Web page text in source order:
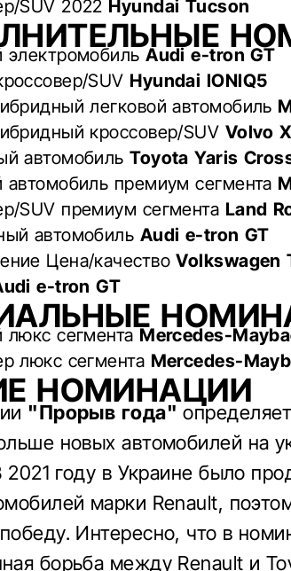
SUV 2022 Hyundai Tucson
электромобильAudi e-tron GT
SUV Hyundai IONIQ5
легковой автомобиль
кроссовер/SUV Volvo
автомобильToyota Yaris
автомобиль премиум сегмента
SUV премиум сегмента Land
автомобиль Audi e-tron GT
Цена/качествоVolkswagen
e-tron GT
люкс сегмента Mercedes-
люкс сегмента Mercedes-
НОМИНАЦИИ
"Прорыв года"
новых автомобилей на
2021 году в Украине было
марки Renault,
Интересно, что в
борьба между Renault и